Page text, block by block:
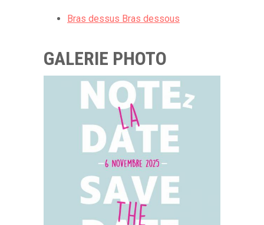
Bras dessus Bras dessous
GALERIE PHOTO